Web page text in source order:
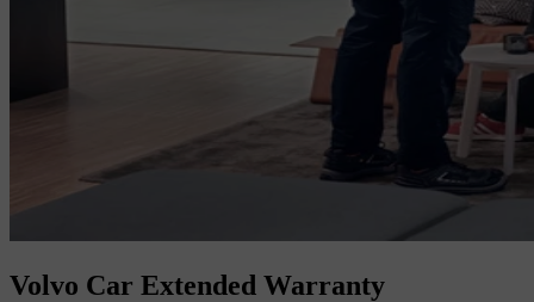
Volvo Car Extended Warranty